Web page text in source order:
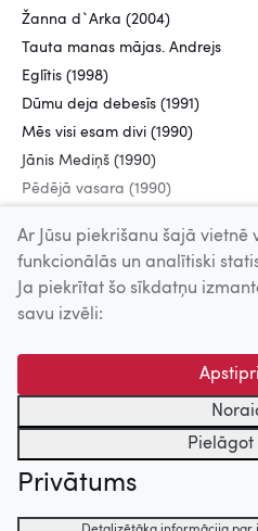
Žanna d`Arka (2004)
Tauta manas mājas. Andrejs
Eglītis (1998)
Dūmu deja debesīs (1991)
Mēs visi esam divi (1990)
Jānis Mediņš (1990)
Pēdējā vasara (1990)
© 2026 Nacionālais Kino centrs,
centrs. Sadarbības partneris:
kinofotofonodokumentu arhīvs.
Ar Jūsu piekrišanu šajā vietnē
funkcionālās un analītiski
Ja piekrītat šo sīkdatņu
savu izvēli:
Pielāgot
Privātums